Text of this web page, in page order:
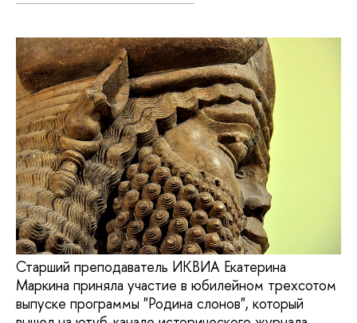
Старший преподаватель ИКВИА Екатерина
Маркина приняла участие в юбилейном трехсотом
выпуске программы "Родина слонов", который